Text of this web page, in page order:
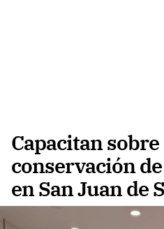
Capacitan
conservación
en San Juan de